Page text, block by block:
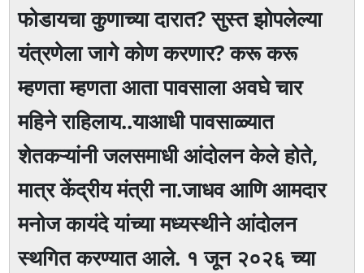
फोडायचा कुणाच्या दारात? सुस्त झोपलेल्या
यंत्रणेला जागे कोण करणार? करू करू
म्हणता म्हणता आता पावसाला अवघे चार
महिने राहिलाय..याआधी पावसाळ्यात
शेतकऱ्यांनी जलसमाधी आंदोलन केले होते,
मात्र केंद्रीय मंत्री ना.जाधव आणि आमदार
मनोज कायंदे यांच्या मध्यस्थीने आंदोलन
स्थगित करण्यात आले. १ जून २०२६ च्या